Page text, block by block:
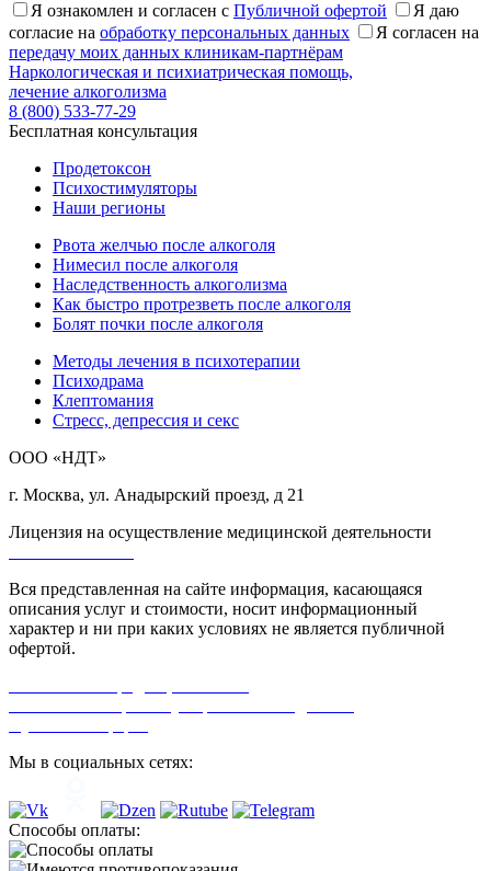
Я ознакомлен и согласен с Публичной офертой
Я даю
согласие на обработку персональных данных
Я согласен на
передачу моих данных клиникам-партнёрам
Наркологическая и психиатрическая помощь,
лечение алкоголизма
8 (800) 533-77-29
Бесплатная консультация
Продетоксон
Психостимуляторы
Наши регионы
Рвота желчью после алкоголя
Нимесил после алкоголя
Наследственность алкоголизма
Как быстро протрезветь после алкоголя
Болят почки после алкоголя
Методы лечения в психотерапии
Психодрама
Клептомания
Стресс, депрессия и секс
ООО «НДТ»
г. Москва, ул. Анадырский проезд, д 21
Лицензия на осуществление медицинской деятельности
Вся представленная на сайте информация, касающаяся
описания услуг и стоимости, носит информационный
характер и ни при каких условиях не является публичной
офертой.
Мы в социальных сетях:
Способы оплаты: